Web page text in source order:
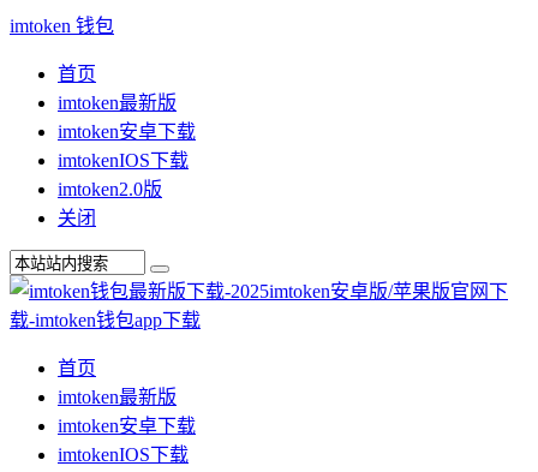
imtoken 钱包
首页
imtoken最新版
imtoken安卓下载
imtokenIOS下载
imtoken2.0版
关闭
首页
imtoken最新版
imtoken安卓下载
imtokenIOS下载